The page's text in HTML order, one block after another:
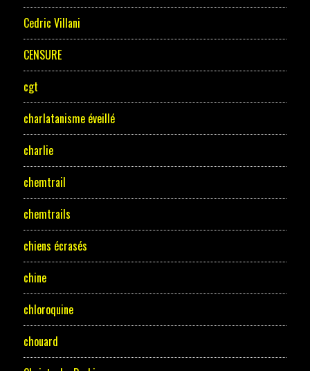
Cedric Villani
CENSURE
cgt
charlatanisme éveillé
charlie
chemtrail
chemtrails
chiens écrasés
chine
chloroquine
chouard